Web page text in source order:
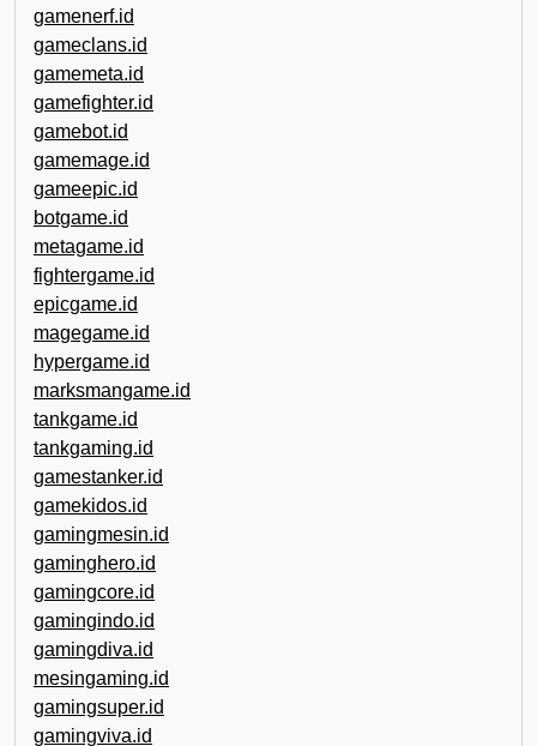
gamenerf.id
gameclans.id
gamemeta.id
gamefighter.id
gamebot.id
gamemage.id
gameepic.id
botgame.id
metagame.id
fightergame.id
epicgame.id
magegame.id
hypergame.id
marksmangame.id
tankgame.id
tankgaming.id
gamestanker.id
gamekidos.id
gamingmesin.id
gaminghero.id
gamingcore.id
gamingindo.id
gamingdiva.id
mesingaming.id
gamingsuper.id
gamingviva.id